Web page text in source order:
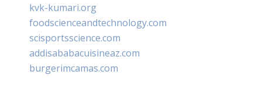
kvk-kumari.org
foodscienceandtechnology.com
scisportsscience.com
addisababacuisineaz.com
burgerimcamas.com